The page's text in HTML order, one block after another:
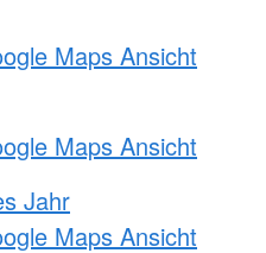
Maps Ansicht
Maps Ansicht
Jahr
Maps Ansicht